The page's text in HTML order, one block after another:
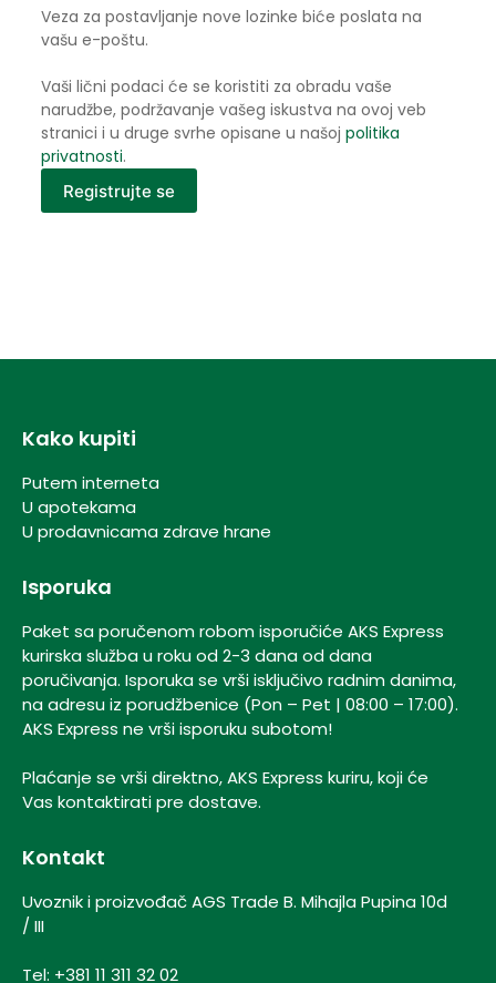
Veza za postavljanje nove lozinke biće poslata na
vašu e-poštu.
Vaši lični podaci će se koristiti za obradu vaše
narudžbe, podržavanje vašeg iskustva na ovoj veb
stranici i u druge svrhe opisane u našoj politika
privatnosti.
Registrujte se
Kako kupiti
Putem interneta
U apotekama
U prodavnicama zdrave hrane
Isporuka
Paket sa poručenom robom isporučiće AKS Express
kurirska služba u roku od 2-3 dana od dana
poručivanja. Isporuka se vrši isključivo radnim danima,
na adresu iz porudžbenice (Pon – Pet | 08:00 – 17:00).
AKS Express ne vrši isporuku subotom!
Plaćanje se vrši direktno, AKS Express kuriru, koji će
Vas kontaktirati pre dostave.
Kontakt
Uvoznik i proizvođač AGS Trade B. Mihajla Pupina 10d
/ III
Tel: +381 11 311 32 02